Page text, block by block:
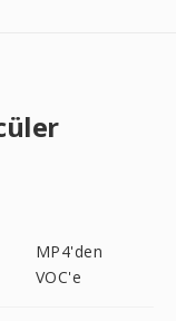
MP4'den
VOC'e